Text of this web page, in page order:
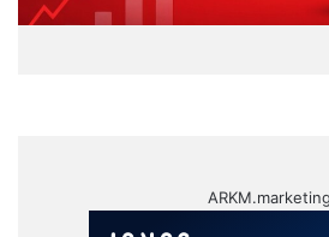
ARKM.marketing